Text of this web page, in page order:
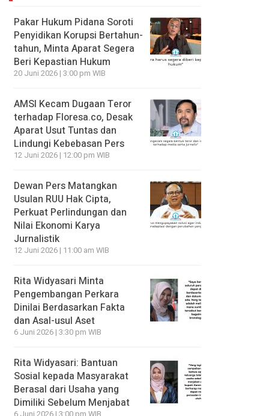
Pakar Hukum Pidana Soroti
Penyidikan Korupsi Bertahun-
tahun, Minta Aparat Segera
Beri Kepastian Hukum
20 Juni 2026 | 3:00 pm WIB
AMSI Kecam Dugaan Teror
terhadap Floresa.co, Desak
Aparat Usut Tuntas dan
Lindungi Kebebasan Pers
12 Juni 2026 | 12:00 pm WIB
Dewan Pers Matangkan
Usulan RUU Hak Cipta,
Perkuat Perlindungan dan
Nilai Ekonomi Karya
Jurnalistik
12 Juni 2026 | 11:00 am WIB
Rita Widyasari Minta
Pengembangan Perkara
Dinilai Berdasarkan Fakta
dan Asal-usul Aset
6 Juni 2026 | 3:30 pm WIB
Rita Widyasari: Bantuan
Sosial kepada Masyarakat
Berasal dari Usaha yang
Dimiliki Sebelum Menjabat